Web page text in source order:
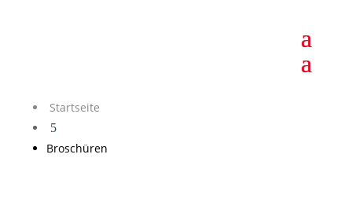
Startseite
5
Broschüren